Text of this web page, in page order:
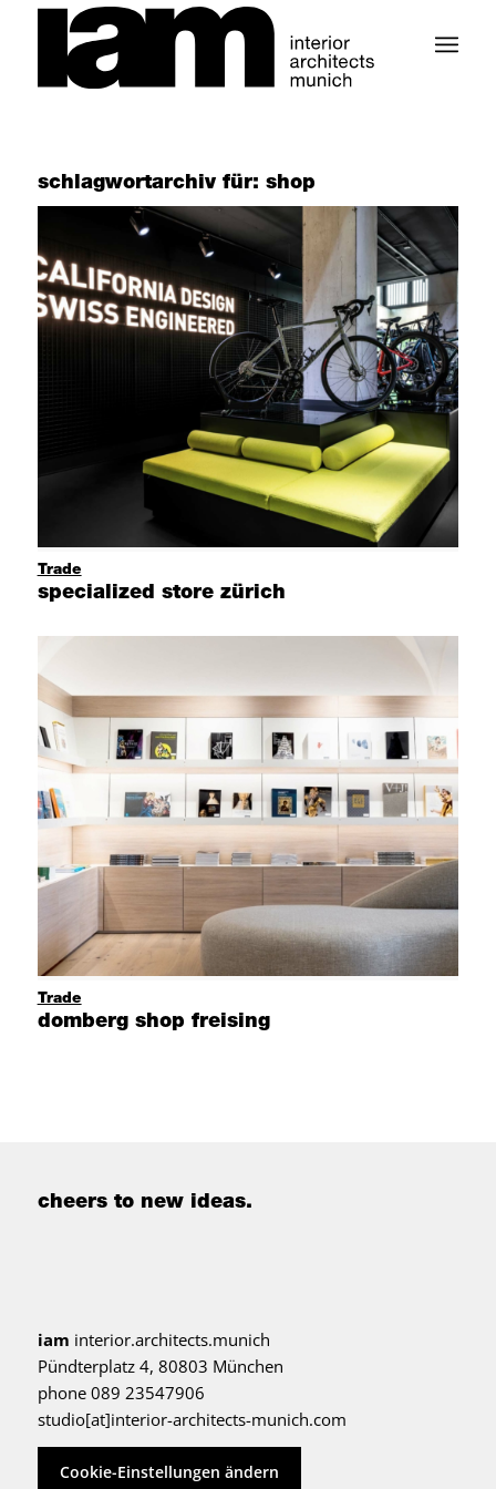
schlagwortarchiv für: shop
Trade
specialized store zürich
Trade
domberg shop freising
cheers to new ideas.
iam interior.architects.munich
Pündterplatz 4, 80803 München
phone 089 23547906
studio[at]interior-architects-munich.com
Cookie-Einstellungen ändern